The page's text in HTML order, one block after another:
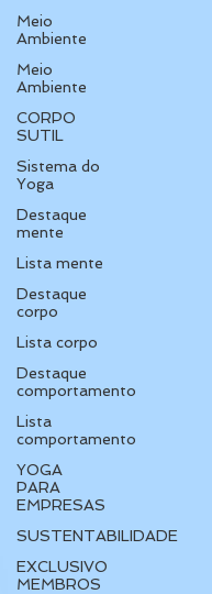
Meio
Ambiente
Meio
Ambiente
CORPO
SUTIL
Sistema do
Yoga
Destaque
mente
Lista mente
Destaque
corpo
Lista corpo
Destaque
comportamento
Lista
comportamento
YOGA
PARA
EMPRESAS
SUSTENTABILIDADE
EXCLUSIVO
MEMBROS